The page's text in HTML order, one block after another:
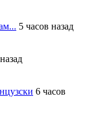
5 часов назад
6 часов